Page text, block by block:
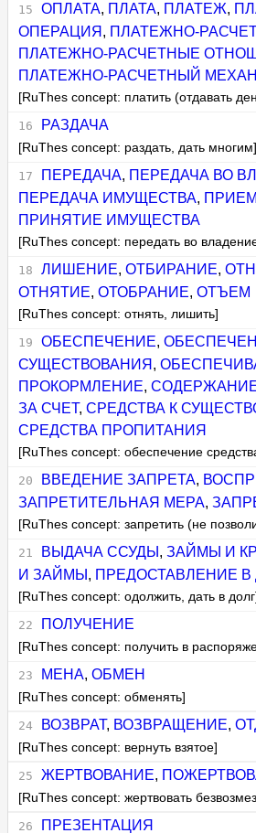
ОПЛАТА, ПЛАТА, ПЛАТЕЖ,
ОПЕРАЦИЯ , ПЛАТЕЖНО-
ПЛАТЕЖНО-РАСЧЕТНЫЕ
ПЛАТЕЖНО-РАСЧЕТНЫЙ
[RuThes concept: платить (отдавать
РАЗДАЧА
[RuThes concept: раздать, дать многим]
ПЕРЕДАЧА, ПЕРЕДАЧА ВО
ПЕРЕДАЧА ИМУЩЕСТВА,
ПРИНЯТИЕ ИМУЩЕСТВА
[RuThes concept: передать во
ЛИШЕНИЕ, ОТБИРАНИЕ,
ОТНЯТИЕ,ОТОБРАНИЕ,ОТЪЕМ
[RuThes concept: отнять, лишить]
ОБЕСПЕЧЕНИЕ,
СУЩЕСТВОВАНИЯ ,
ПРОКОРМЛЕНИЕ,
ЗА СЧЕТ,СРЕДСТВА К
СРЕДСТВА ПРОПИТАНИЯ
[RuThes concept: обеспечение
ВВЕДЕНИЕ ЗАПРЕТА,
ЗАПРЕТИТЕЛЬНАЯ МЕРА,
[RuThes concept: запретить (не
ВЫДАЧА ССУДЫ , ЗАЙМЫ И
И ЗАЙМЫ , ПРЕДОСТАВЛЕНИЕ В
[RuThes concept: одолжить, дать в долг]
ПОЛУЧЕНИЕ
[RuThes concept: получить в
МЕНА, ОБМЕН
[RuThes concept: обменять]
ВОЗВРАТ, ВОЗВРАЩЕНИЕ,
[RuThes concept: вернуть взятое]
ЖЕРТВОВАНИЕ,
[RuThes concept: жертвовать
ПРЕЗЕНТАЦИЯ